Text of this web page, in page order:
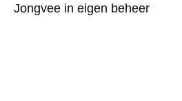
Jongvee in eigen beheer